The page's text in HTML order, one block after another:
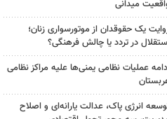
میدانی
یک حقوقدان از موتورسواری زنان؛
در تردد یا چالش فرهنگی؟
عملیات نظامی یمنی‌ها علیه مراکز نظامی
انرژی پاک، عدالت یارانه‌ای و اصلاح